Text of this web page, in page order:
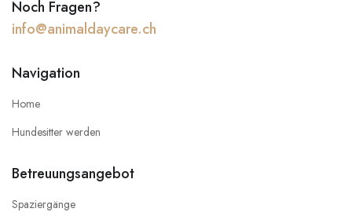
Noch Fragen?
info@animaldaycare.ch
Navigation
Home
Hundesitter werden
Betreuungsangebot
Spaziergänge